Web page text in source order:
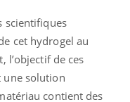
scientifiques
cet hydrogel au
l’objectif de ces
une solution
contient des